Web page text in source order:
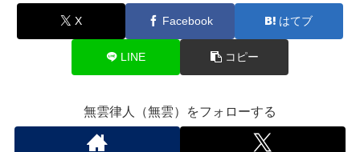
X Facebook はてブ
LINE コピー
無雲律人（無雲）をフォローする